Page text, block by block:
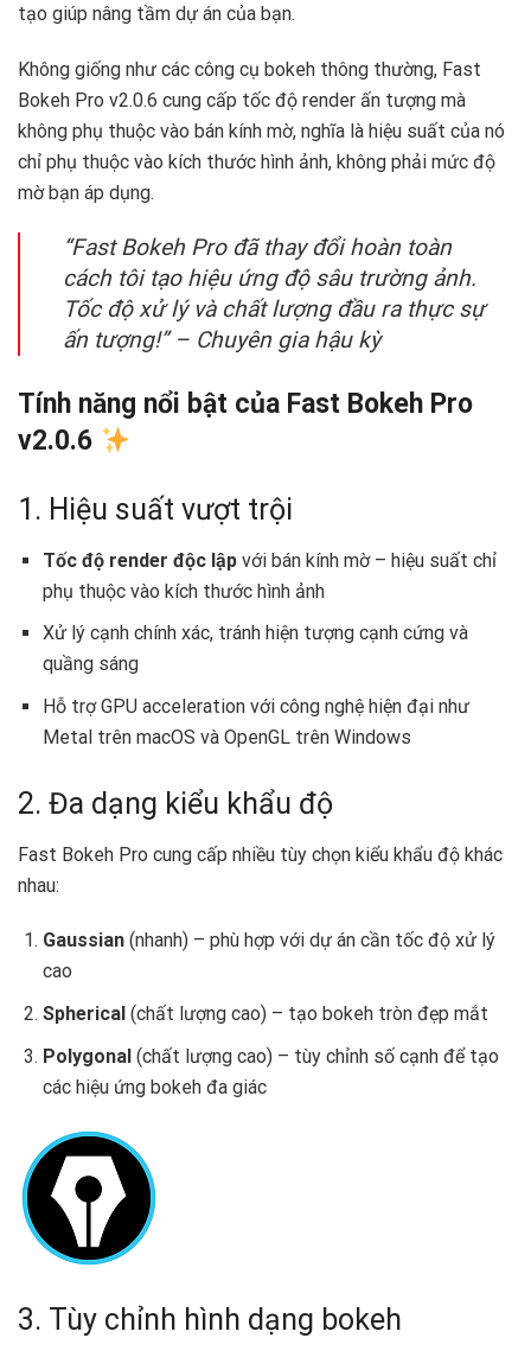
tạo giúp nâng tầm dự án của bạn.
Không giống như các công cụ bokeh thông thường, Fast
Bokeh Pro v2.0.6 cung cấp tốc độ render ấn tượng mà
không phụ thuộc vào bán kính mờ, nghĩa là hiệu suất của nó
chỉ phụ thuộc vào kích thước hình ảnh, không phải mức độ
mờ bạn áp dụng.
“Fast Bokeh Pro đã thay đổi hoàn toàn
cách tôi tạo hiệu ứng độ sâu trường ảnh.
Tốc độ xử lý và chất lượng đầu ra thực sự
ấn tượng!” – Chuyên gia hậu kỳ
Tính năng nổi bật của Fast Bokeh Pro
v2.0.6
1. Hiệu suất vượt trội
Tốc độ render độc lậpvới bán kính mờ – hiệu suất chỉ
phụ thuộc vào kích thước hình ảnh
Xử lý cạnh chính xác, tránh hiện tượng cạnh cứng và
quầng sáng
Hỗ trợ GPU acceleration với công nghệ hiện đại như
Metal trên macOS và OpenGL trên Windows
2. Đa dạng kiểu khẩu độ
Fast Bokeh Pro cung cấp nhiều tùy chọn kiểu khẩu độ khác
nhau:
Gaussian(nhanh) – phù hợp với dự án cần tốc độ xử lý
cao
Spherical(chất lượng cao) – tạo bokeh tròn đẹp mắt
Polygonal(chất lượng cao) – tùy chỉnh số cạnh để tạo
các hiệu ứng bokeh đa giác
3. Tùy chỉnh hình dạng bokeh